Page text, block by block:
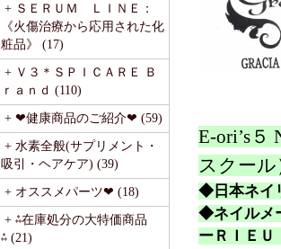
+ ＳＥＲＵＭ ＬＩＮＥ：
《火傷治療から応用された化
粧品》 (17)
+ Ｖ３＊ＳＰＩＣＡＲＥ Ｂ
ｒａｎｄ (110)
+ ❤健康商品のご紹介❤ (59)
+ 水素全般(サプリメント・
吸引・ヘアケア) (39)
+ オススメパーツ❤ (18)
+ ⁂在庫処分の大特価商品
⁂ (21)
E-ori’s
スクー
◆日本ネイ
◆ネイルメ
ーＲＩＥＵ